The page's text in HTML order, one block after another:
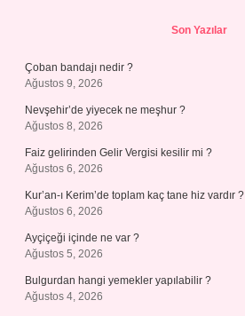
Son Yazılar
Çoban bandajı nedir ?
Ağustos 9, 2026
Nevşehir’de yiyecek ne meşhur ?
Ağustos 8, 2026
Faiz gelirinden Gelir Vergisi kesilir mi ?
Ağustos 6, 2026
Kur’an-ı Kerim’de toplam kaç tane hiz vardır ?
Ağustos 6, 2026
Ayçiçeği içinde ne var ?
Ağustos 5, 2026
Bulgurdan hangi yemekler yapılabilir ?
Ağustos 4, 2026